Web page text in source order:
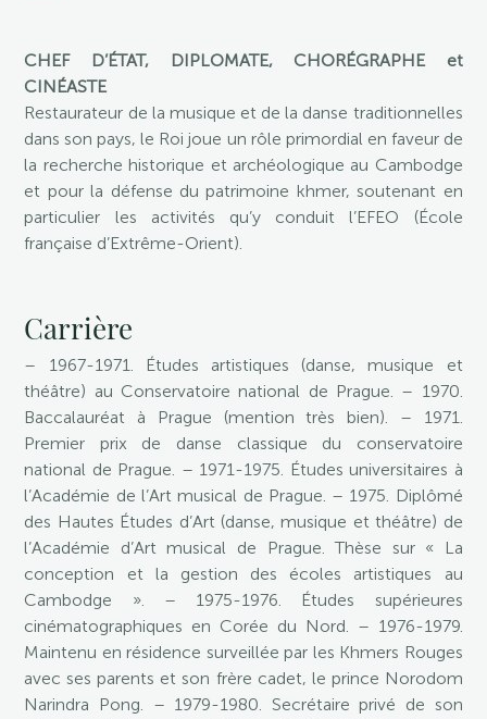
CHEF D’ÉTAT, DIPLOMATE, CHORÉGRAPHE et
CINÉASTE
Restaurateur de la musique et de la danse traditionnelles
dans son pays, le Roi joue un rôle primordial en faveur de
la recherche historique et archéologique au Cambodge
et pour la défense du patrimoine khmer, soutenant en
particulier les activités qu’y conduit l’EFEO (École
française d’Extrême-Orient).
Carrière
– 1967-1971. Études artistiques (danse, musique et
théâtre) au Conservatoire national de Prague. – 1970.
Baccalauréat à Prague (mention très bien). – 1971.
Premier prix de danse classique du conservatoire
national de Prague. – 1971-1975. Études universitaires à
l’Académie de l’Art musical de Prague. – 1975. Diplômé
des Hautes Études d’Art (danse, musique et théâtre) de
l’Académie d’Art musical de Prague. Thèse sur « La
conception et la gestion des écoles artistiques au
Cambodge ». – 1975-1976. Études supérieures
cinématographiques en Corée du Nord. – 1976-1979.
Maintenu en résidence surveillée par les Khmers Rouges
avec ses parents et son frère cadet, le prince Norodom
Narindra Pong. – 1979-1980. Secrétaire privé de son